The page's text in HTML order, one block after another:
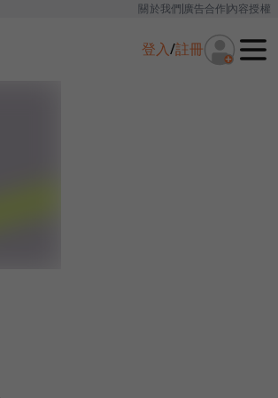
關於我們廣告合作內容授權
登入/註冊